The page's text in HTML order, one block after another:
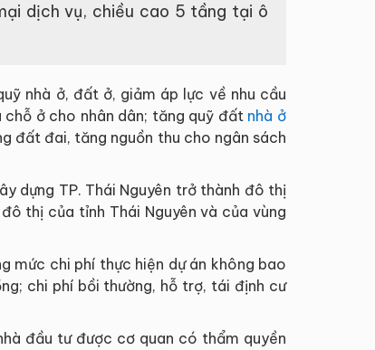
dịch vụ, chiều cao 5 tầng tại ô
nhà ở, đất ở, giảm áp lực về nhu cầu
chỗ ở cho nhân dân; tăng quỹ đất nhà ở
đất đai, tăng nguồn thu cho ngân sách
dựng TP. Thái Nguyên trở thành đô thị
thị của tỉnh Thái Nguyên và của vùng
mức chi phí thực hiện dự án không bao
chi phí bồi thường, hỗ trợ, tái định cư
đầu tư được cơ quan có thẩm quyền